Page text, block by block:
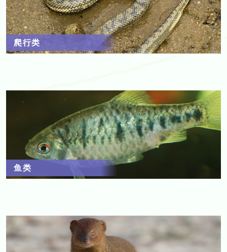
爬行类
鱼类